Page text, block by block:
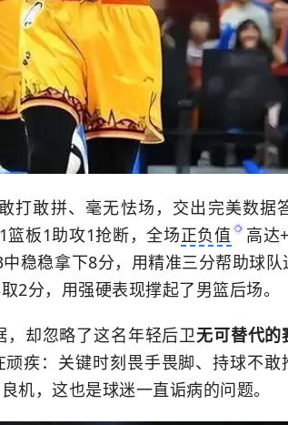
打敢拼、毫无怯场，交出完美数据
篮板1助攻1抢断，全场正负值
高达
稳稳拿下8分，用精准三分帮助球队
2分，用强硬表现撑起了男篮后场。
却忽略了这名年轻后卫无可替代的
疾：关键时刻畏手畏脚、持球不敢
机，这也是球迷一直诟病的问题。